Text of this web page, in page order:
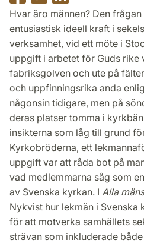
on
Facebook
on
Twitter
on
LinkedIn
Hvar äro männen? Den
entusiastisk ideell kraft i
verksamhet, vid ett möte i
uppgift i arbetet för Guds rike
fabriksgolven och ute på
och uppfinningsrika anda
någonsin tidigare, men på
deras platser tomma i
insikterna som låg till grund
Kyrkobröderna, ett
uppgift var att råda bot på
vad medlemmarna såg som
av Svenska kyrkan. I Alla
Nykvist hur lekmän i Svenska
för att motverka samhällets
strävan som inkluderade